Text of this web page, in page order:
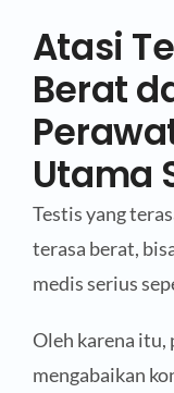
Atasi
Berat
Utama
Testis yang
terasa berat,
medis serius
Oleh karena
mengabaikan